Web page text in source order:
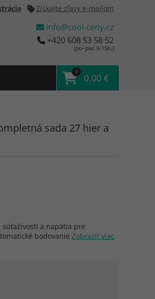
Získajte zľavy e-mailom
info@cool-ceny.cz
+420 608 53 58 52
(po–pia: 9-15h.)
0
0.00 €
sada 27 hier a
súťaživosti a napätia pre
bodovanie Zobraziť viac